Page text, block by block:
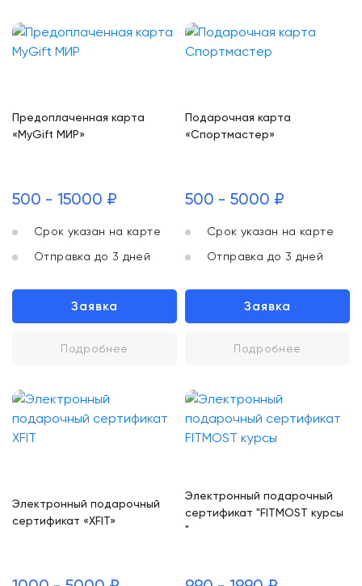
Предоплаченная карта
«MyGift МИР»
500 - 15000 ₽
Срок указан на карте
Отправка до 3 дней
Заявка
Подробнее
Подарочная карта
«Спортмастер»
500 - 5000 ₽
Срок указан на карте
Отправка до 3 дней
Заявка
Подробнее
Электронный подарочный
сертификат «XFIT»
Электронный подарочный
сертификат "FITMOST курсы
"